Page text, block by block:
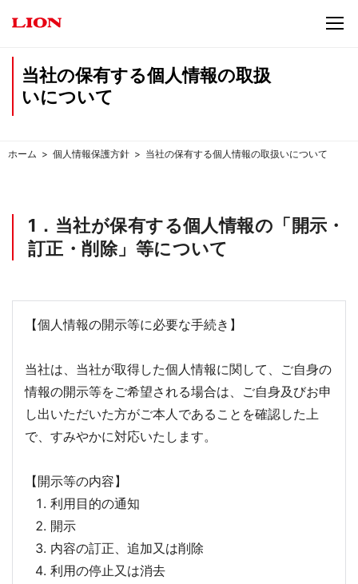
当社の保有する個人情報の取扱
いについて
ホーム 個人情報保護方針 当社の保有する個人情報の取扱いについて
1．当社が保有する個人情報の「開示・
訂正・削除」等について
【個人情報の開示等に必要な手続き】
当社は、当社が取得した個人情報に関して、ご自身の
情報の開示等をご希望される場合は、ご自身及びお申
し出いただいた方がご本人であることを確認した上
で、すみやかに対応いたします。
【開示等の内容】
利用目的の通知
開示
内容の訂正、追加又は削除
利用の停止又は消去